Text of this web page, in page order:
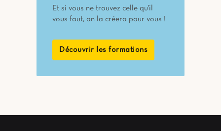
Et si vous ne trouvez celle qu'il
vous faut, on la créera pour vous !
Découvrir les formations